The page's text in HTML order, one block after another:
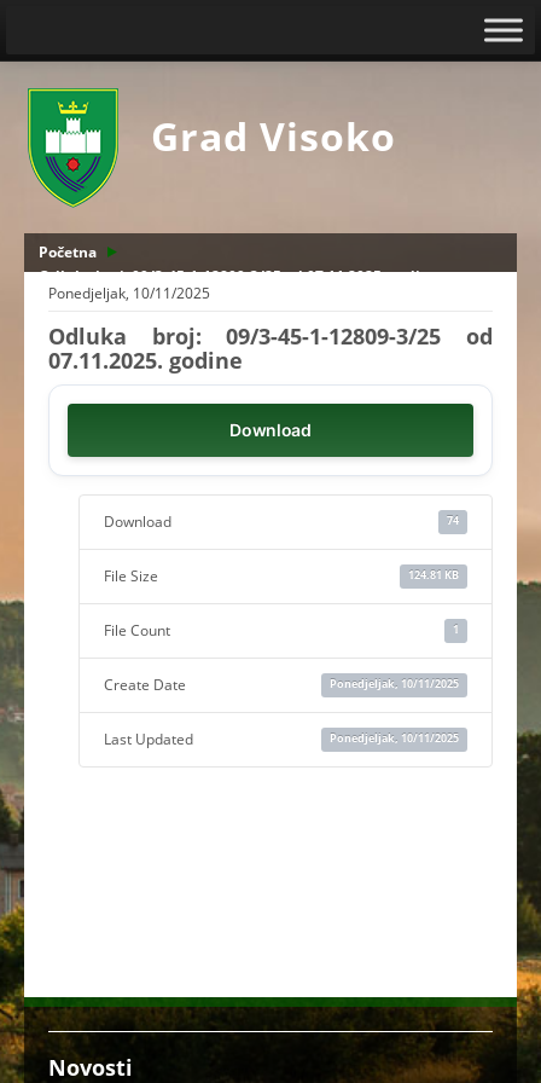
Grad Visoko
Početna
Odluka broj: 09/3-45-1-12809-3/25 od 07.11.2025. godine
Ponedjeljak, 10/11/2025
Odluka broj: 09/3-45-1-12809-3/25 od
07.11.2025. godine
Download
Download 74
File Size 124.81 KB
File Count 1
Create Date Ponedjeljak, 10/11/2025
Last Updated Ponedjeljak, 10/11/2025
Novosti